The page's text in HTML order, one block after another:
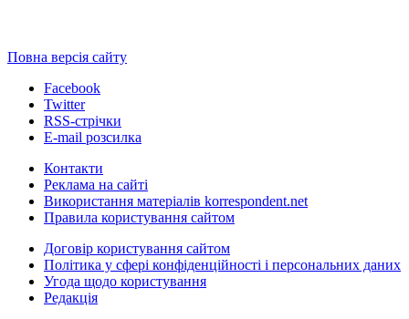
Повна версія сайту
Facebook
Twitter
RSS-стрічки
E-mail розсилка
Контакти
Реклама на сайті
Використання матеріалів korrespondent.net
Правила користування сайтом
Договір користування сайтом
Політика у сфері конфіденційності і персональних даних
Угода щодо користування
Редакція